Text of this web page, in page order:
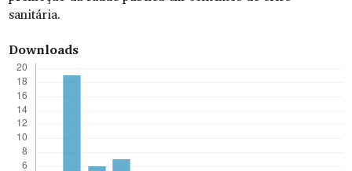
sanitária.
Downloads